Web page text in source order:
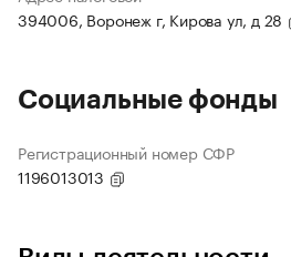
394006, Воронеж г, Кирова ул, д 28
Социальные фонды
Регистрационный номер СФР
1196013013